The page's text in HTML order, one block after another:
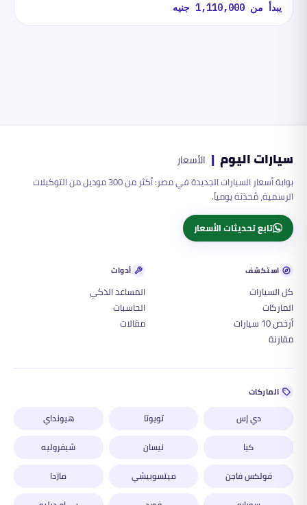
يبدأ من 1,110,000 جنيه
سيارات اليوم | الأسعار
بوابة أسعار السيارات الجديدة في مصر: أكثر من 300 موديل من التوكيلات
الرسمية، مُحدّثة يومياً.
تابع تحديثات الأسعار
استكشف
كل السيارات
الماركات
أرخص 10 سيارات
مقارنة
أدوات
المساعد الذكي
الحاسبات
مقالات
الماركات
دي إس تويوتا
هيونداي
كيا
نيسان
شيفروليه
فولكس فاجن
ميتسوبيشي
مازدا